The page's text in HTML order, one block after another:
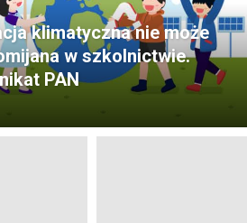
klimatyczna nie może
w szkolnictwie.
PAN